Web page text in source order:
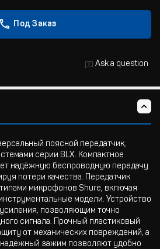
Под Заказ
Ask a question
поясной передатчик,
серии BLX. Компактное
надёжную беспроводную передачу
потери качества. Передатчик
микрофонов Shure, включая
модели. Устройство
позволяющим точно
сигнала. Прочный пластиковый
от механических повреждений, а
зажим позволяют удобно